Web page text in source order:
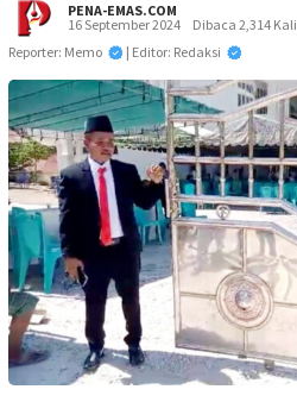
PENA-EMAS.COM
16 September 2024
Dibaca 2,314 Kali
Reporter: Memo
| Editor: Redaksi